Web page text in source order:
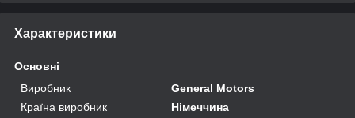
Характеристики
Основні
Виробник
General Motors
Країна виробник
Німеччина